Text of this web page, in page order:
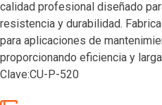
calidad profesional diseñado
resistencia y durabilidad.
para aplicaciones de
proporcionando eficiencia y
Clave:CU-P-520